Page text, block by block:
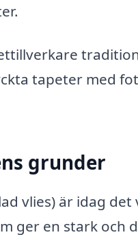
tapeter med
grunder
vlies) är idag
ger en stark och